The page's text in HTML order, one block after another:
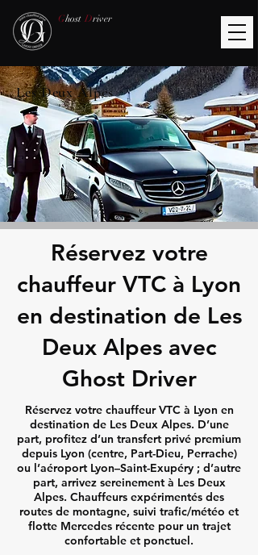
Ghost Driver
Les Deux Alpes
Réservez votre
chauffeur VTC à Lyon
en destination de Les
Deux Alpes avec
Ghost Driver
Réservez votre chauffeur VTC à Lyon en
destination de Les Deux Alpes. D’une
part, profitez d’un transfert privé premium
depuis Lyon (centre, Part-Dieu, Perrache)
ou l’aéroport Lyon–Saint-Exupéry ; d’autre
part, arrivez sereinement à Les Deux
Alpes. Chauffeurs expérimentés des
routes de montagne, suivi trafic/météo et
flotte Mercedes récente pour un trajet
confortable et ponctuel.